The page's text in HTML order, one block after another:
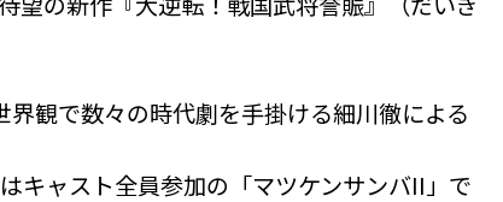
観で数々の時代劇を手掛ける細川徹による
キャスト全員参加の「マツケンサンバII」で